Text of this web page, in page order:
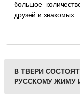
большое
друзей и знакомых.
В ТВЕРИ
РУССКОМУ ЖИМУ